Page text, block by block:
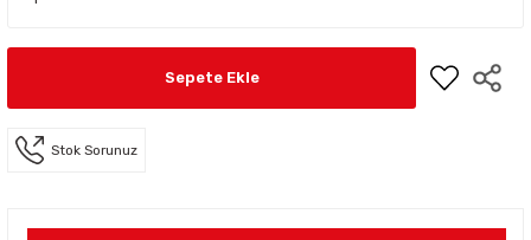
Sepete Ekle
Stok Sorunuz